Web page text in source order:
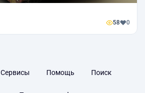
58 0
Сервисы Помощь Поиск